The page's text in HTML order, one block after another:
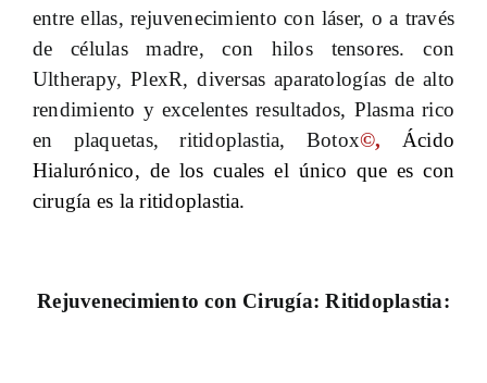
entre ellas, rejuvenecimiento con láser, o a través
de células madre, con hilos tensores. con
Ultherapy, PlexR, diversas aparatologías de alto
rendimiento y excelentes resultados, Plasma rico
en plaquetas, ritidoplastia, Botox©, Ácido
Hialurónico, de los cuales el único que es con
cirugía es la ritidoplastia.
Rejuvenecimiento con Cirugía: Ritidoplastia: